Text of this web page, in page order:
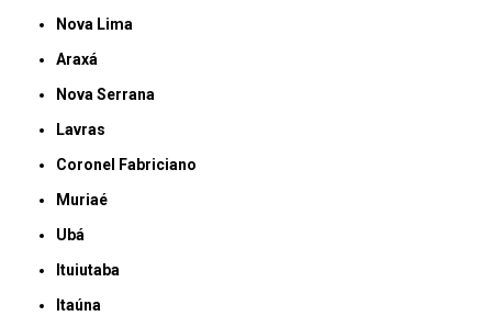
Nova Lima
Araxá
Nova Serrana
Lavras
Coronel Fabriciano
Muriaé
Ubá
Ituiutaba
Itaúna